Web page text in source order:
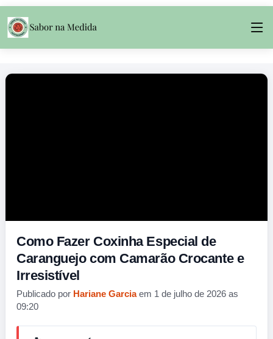
Como Fazer Coxinha Especial de
Caranguejo com Camarão Crocante e
Irresistível
Publicado por Hariane Garciaem 1 de julho de 2026 as
09:20